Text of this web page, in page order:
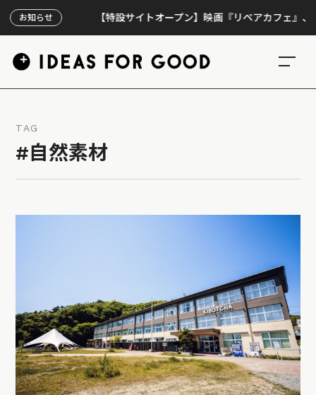
お知らせ 【特設サイトオープン】映画『リペアカフェ』、上映
TAG
#自然素材